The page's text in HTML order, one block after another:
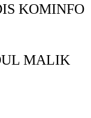
KOMINFO
MALIK